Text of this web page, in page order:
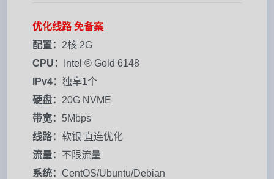
优化线路 免备案
配置： 2核 2G
CPU：
Intel ® Gold 6148
IPv4： 独享1个
硬盘： 20G NVME
带宽： 5Mbps
线路： 软银 直连优化
流量： 不限流量
系统： CentOS/Ubuntu/Debian